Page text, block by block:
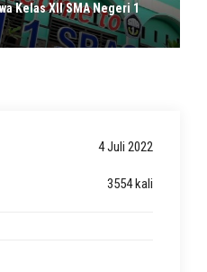
Kelas XII SMA Negeri 1
4 Juli 2022
3554 kali